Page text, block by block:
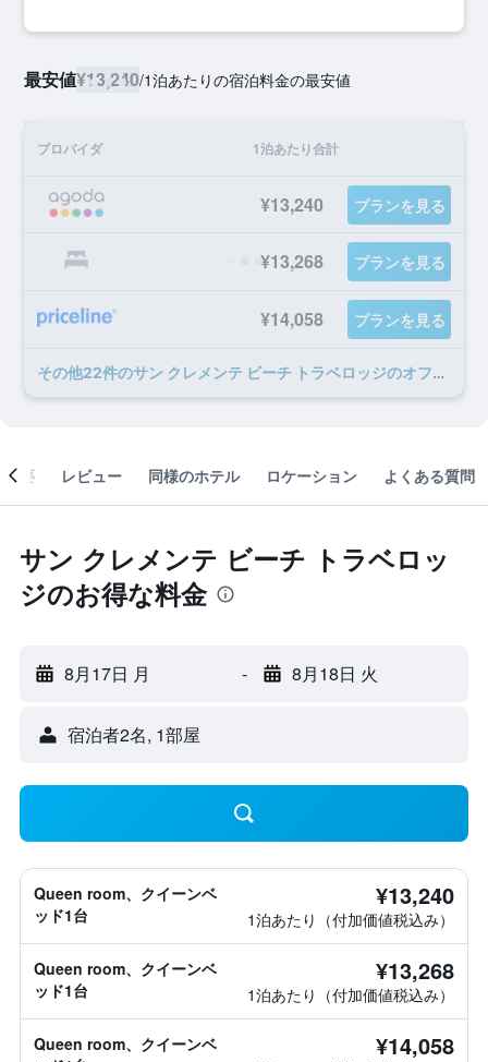
最安値¥13,240/1泊あたりの宿泊料金の最安値
プロバイダ 1泊あたり合計
¥13,240 プランを見る
¥13,268 プランを見る
¥14,058 プランを見る
​その他22​件のサン クレメンテ ビーチ トラベロッジのオファー
概要 レビュー 同様のホテル ロケーション よくある質問
サン クレメンテ ビーチ トラベロッ
ジのお得な料金
8月17日 月 - 8月18日 火
宿泊者2名, 1​部屋
Queen room、クイーンベ
ッド1台
¥13,240
1泊あたり（付加価値税込み）
Queen room、クイーンベ
ッド1台
¥13,268
1泊あたり（付加価値税込み）
Queen room、クイーンベ
¥14,058